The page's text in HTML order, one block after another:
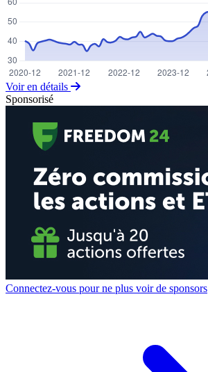
Voir en détails
Sponsorisé
Connectez-vous pour ne plus voir de sponsors